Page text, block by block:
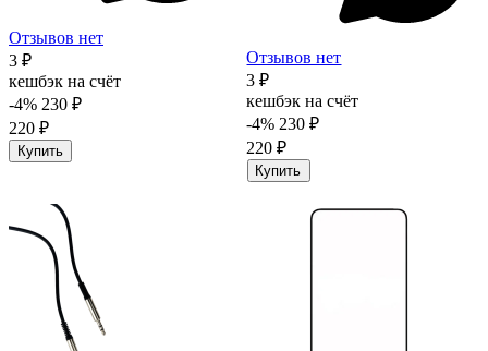
Отзывов нет
3 ₽
кешбэк на счёт
-4% 230 ₽
220 ₽
Купить
Отзывов нет
3 ₽
кешбэк на счёт
-4% 230 ₽
220 ₽
Купить